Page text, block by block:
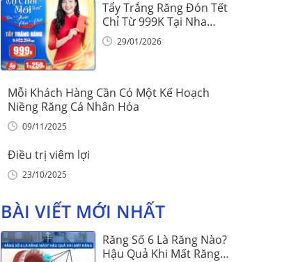
Tẩy Trắng Răng Đón Tết
Chỉ Từ 999K Tại Nha
Khoa Vinalign
29/01/2026
Mỗi Khách Hàng Cần Có Một Kế Hoạch
Niềng Răng Cá Nhân Hóa
09/11/2025
Điều trị viêm lợi
23/10/2025
BÀI VIẾT MỚI NHẤT
Răng Số 6 Là Răng Nào?
Hậu Quả Khi Mất Răng